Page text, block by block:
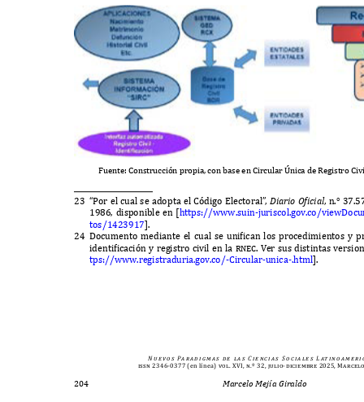
Fuente: Construcción propia,con base enCircularÚnica deRegistroC
23 “Por el cual se adopta elCódigoElectoral”, Diario Oficial, n.°
1986, disponible en [https://www.suin-juriscol.gov.co/viewD
tos /1423917].
24 Documento mediante el cual se unifican los procedimientos y
identificación y registro civil en la rnec. Ver sus distintas
tps://www.registraduria.gov.co /-Circular-unica-.html].
N u e v o s Pa r a d i g m a s d e l a s C i e n c i a s S o c i a l e s L at i n o a m e r i
issn 2346-0377(en línea) vol. XVI, n.º 32, julio-diciembre 2025,
204 Marcelo Mejía Giraldo